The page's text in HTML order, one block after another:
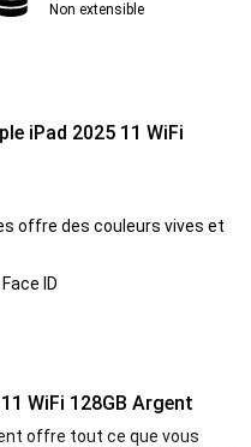
Non extensible
iPad 2025 11 WiFi
offre des couleurs vives et
ID
WiFi 128GB Argent
offre tout ce que vous